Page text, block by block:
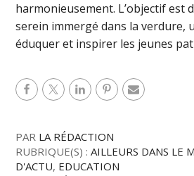
harmonieusement. L’objectif est
serein immergé dans la verdure,
éduquer et inspirer les jeunes
PAR LA RÉDACTION
RUBRIQUE(S) :AILLEURS DANS LE
D'ACTU, EDUCATION